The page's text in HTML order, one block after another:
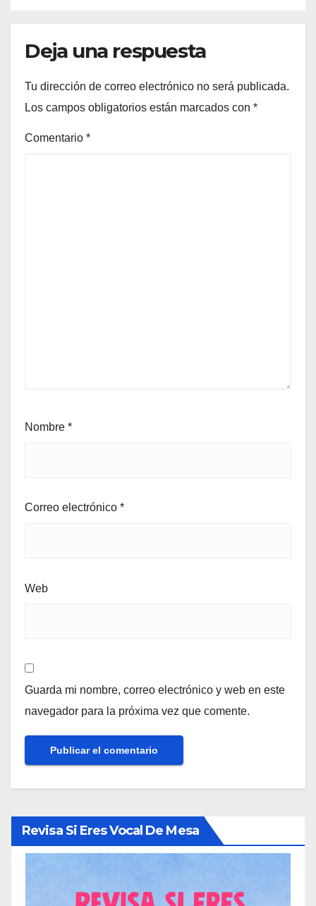
Deja una respuesta
Tu dirección de correo electrónico no será publicada.
Los campos obligatorios están marcados con *
Comentario *
Nombre *
Correo electrónico *
Web
Guarda mi nombre, correo electrónico y web en este
navegador para la próxima vez que comente.
Revisa Si Eres Vocal De Mesa